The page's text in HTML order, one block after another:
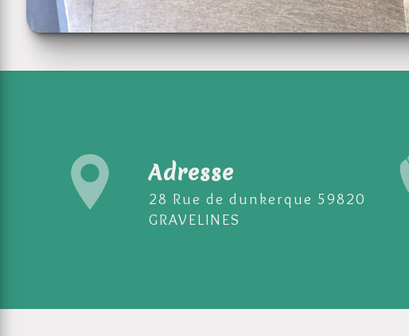
Adresse
28 Rue de dunkerque 59820
GRAVELINES